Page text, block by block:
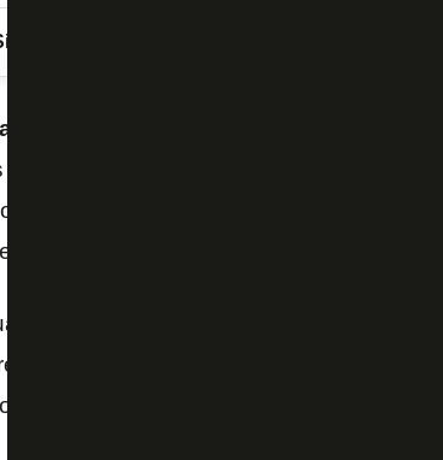
o FogãoNET
time na temporada, com diversas
no Campeonato Brasileiro.
foi chamado de “comediante” por
norte-americano havia
para contratar um treinador no